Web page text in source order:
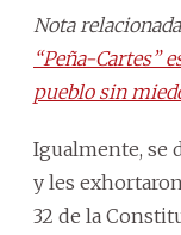
Nota
“Peña-Cartes”
pueblo sin
Igualmente, se
y les
32 de la